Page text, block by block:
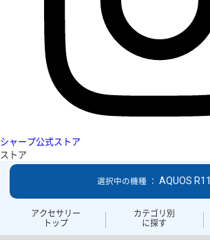
シャープ公式ストア
ストア
アクセサリー
トップ
カテゴリ別
に探す
選択中の機種 ： AQUOS R11